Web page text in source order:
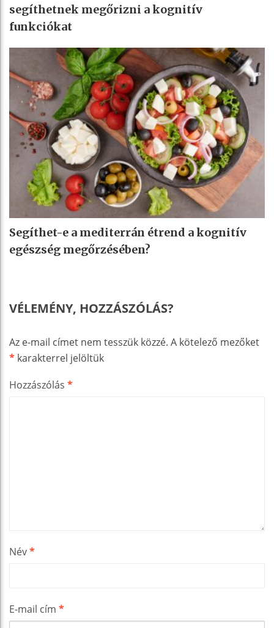
segíthetnek megőrizni a kognitív
funkciókat
Segíthet-e a mediterrán étrend a kognitív
egészség megőrzésében?
VÉLEMÉNY, HOZZÁSZÓLÁS?
Az e-mail címet nem tesszük közzé. A kötelező mezőket
* karakterrel jelöltük
Hozzászólás *
Név*
E-mail cím *